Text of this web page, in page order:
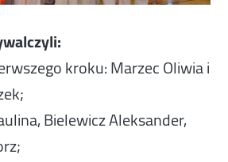
kroku: Marzec Oliwia i
Bielewicz Aleksander,